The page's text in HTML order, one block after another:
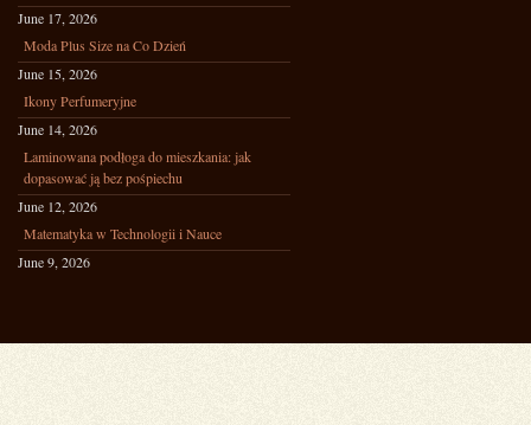
June 17, 2026
Moda Plus Size na Co Dzień
June 15, 2026
Ikony Perfumeryjne
June 14, 2026
Laminowana podłoga do mieszkania: jak
dopasować ją bez pośpiechu
June 12, 2026
Matematyka w Technologii i Nauce
June 9, 2026